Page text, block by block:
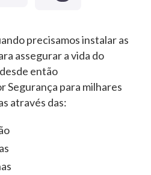
precisamos instalar as
assegurar a vida do
então
Segurança para milhares
através das: